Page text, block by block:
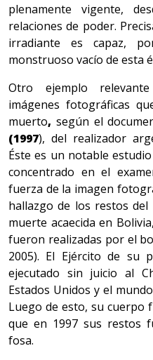
plenamente vigente,
relaciones de poder.
irradiante es capaz,
monstruoso vacío de esta
Otro ejemplo
imágenes fotográficas
muerto, según el
(1997), del realizador
Éste es un notable
concentrado en el
fuerza de la imagen
hallazgo de los restos del
muerte acaecida en
fueron realizadas por el
2005). El Ejército de su
ejecutado sin juicio al
Estados Unidos y el
Luego de esto, su cuerpo
que en 1997 sus restos
fosa.